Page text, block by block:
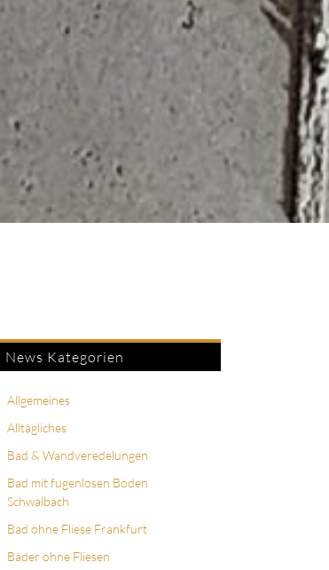
News Kategorien
Allgemeines
Alltägliches
Bad & Wandveredelungen
Bad mit fugenlosen Boden
Schwalbach
Bad ohne Fliese Frankfurt
Bäder ohne Fliesen